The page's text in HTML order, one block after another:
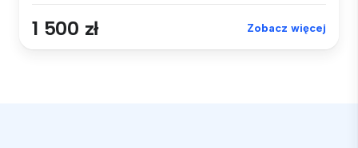
1 500 zł Zobacz więcej